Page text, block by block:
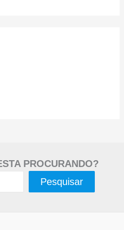
PROCURANDO?
Pesquisar